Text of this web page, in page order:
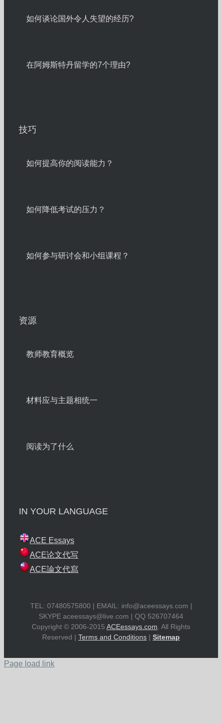
如何谈论国外令人失望的经历?
在阿姆斯特丹留学的7个理由?
技巧
如何提高你的阅读能力？
如何降低考试的压力？
如何参与研讨会和小组课程？
资源
教师教育概览
材料应与主题相统一
阅读为了什么
IN YOUR LANGUAGE
ACE Essays
ACE论文代写
ACE論文代寫
TEL: 07480575800 | EMAIL: info@aceessays.com |
SKYPE aceessays@live.com | QQ 526707464
Copyright © 2006-2015 ACEessays.com. All Rights
Reserved | Terms and Conditions | Sitemap
Page load link